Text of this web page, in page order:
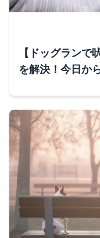
【ドッグランで
を解決！今日か